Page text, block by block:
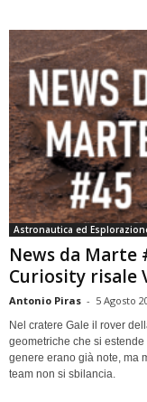
Astronautica ed
News da Marte
Curiosity risale
Antonio Piras - 5 Agosto
Nel cratere Gale il rover
geometriche che si
genere erano già note, ma
team non si sbilancia.